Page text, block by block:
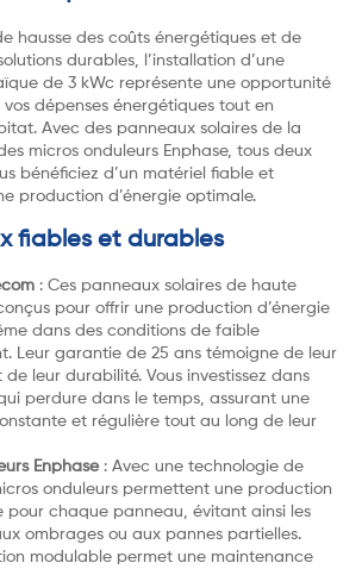
hausse des coûts énergétiques et de
durables, l’installation d’une
de 3 kWc représente une opportunité
dépenses énergétiques tout en
Avec des panneaux solaires de la
micros onduleurs Enphase, tous deux
bénéficiez d’un matériel fiable et
production d’énergie optimale.
fiables et durables
: Ces panneaux solaires de haute
pour offrir une production d’énergie
dans des conditions de faible
Leur garantie de 25 ans témoigne de leur
de leur durabilité. Vous investissez dans
perdure dans le temps, assurant une
et régulière tout au long de leur
Enphase: Avec une technologie de
onduleurs permettent une production
pour chaque panneau, évitant ainsi les
ombrages ou aux pannes partielles.
modulable permet une maintenance